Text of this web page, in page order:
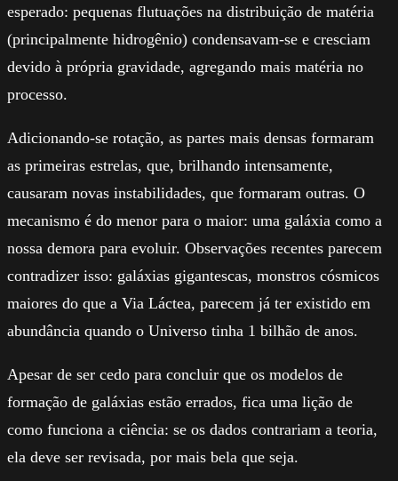
esperado: pequenas flutuações na distribuição de matéria
(principalmente hidrogênio) condensavam-se e cresciam
devido à própria gravidade, agregando mais matéria no
processo.
Adicionando-se rotação, as partes mais densas formaram
as primeiras estrelas, que, brilhando intensamente,
causaram novas instabilidades, que formaram outras. O
mecanismo é do menor para o maior: uma galáxia como a
nossa demora para evoluir. Observações recentes parecem
contradizer isso: galáxias gigantescas, monstros cósmicos
maiores do que a Via Láctea, parecem já ter existido em
abundância quando o Universo tinha 1 bilhão de anos.
Apesar de ser cedo para concluir que os modelos de
formação de galáxias estão errados, fica uma lição de
como funciona a ciência: se os dados contrariam a teoria,
ela deve ser revisada, por mais bela que seja.